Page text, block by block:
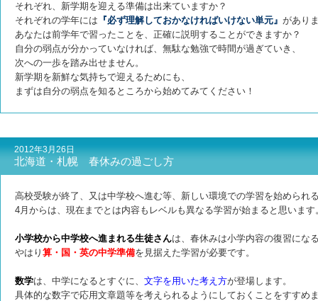
それぞれ、新学期を迎える準備は出来ていますか？
それぞれの学年には 『必ず理解しておかなければいけない単元』 があり
あなたは前学年で習ったことを、正確に説明することができますか？
自分の弱点が分かっていなければ、無駄な勉強で時間が過ぎていき、
次への一歩を踏み出せません。
新学期を新鮮な気持ちで迎えるためにも、
まずは自分の弱点を知るところから始めてみてください！
2012年3月26日
北海道・札幌 春休みの過ごし方
高校受験が終了、又は中学校へ進む等、新しい環境での学習を始められ
4月からは、現在までとは内容もレベルも異なる学習が始まると思います
小学校から中学校へ進まれる生徒さんは、春休みは小学内容の復習にな
やはり 算・国・英の中学準備を見据えた学習が必要です。
数学は、中学になるとすぐに、 文字を用いた考え方が登場します。
具体的な数字で応用文章題等を考えられるようにしておくことをすすめ